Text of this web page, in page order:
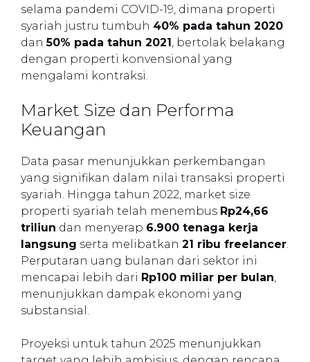
selama pandemi COVID-19, dimana properti
syariah justru tumbuh 40% pada tahun 2020
dan50% pada tahun 2021, bertolak belakang
dengan properti konvensional yang
mengalami kontraksi.
Market Size dan Performa
Keuangan
Data pasar menunjukkan perkembangan
yang signifikan dalam nilai transaksi properti
syariah. Hingga tahun 2022, market size
properti syariah telah menembus Rp24,66
triliun dan menyerap 6.900 tenaga kerja
langsung serta melibatkan 21 ribu freelancer.
Perputaran uang bulanan dari sektor ini
mencapai lebih dari Rp100 miliar per bulan,
menunjukkan dampak ekonomi yang
substansial.
Proyeksi untuk tahun 2025 menunjukkan